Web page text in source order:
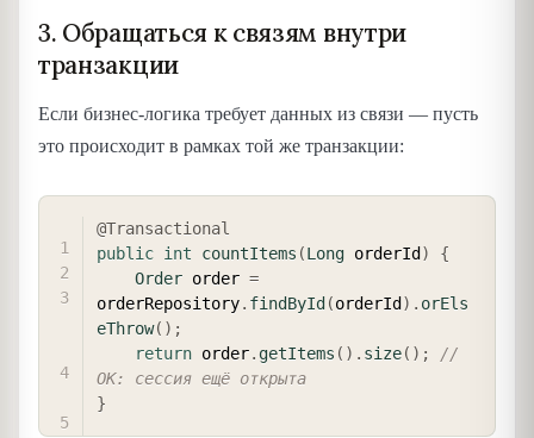
3. Обращаться к связям внутри
транзакции
Если бизнес-логика требует данных из связи — пусть
это происходит в рамках той же транзакции:
@Transactional
public int countItems (Long orderId)
{
Order order =
orderRepository. findById(orderId) . orEls
eThrow( ) ;
return order. getItems ( ) . size( ) ;
//
OK: сессия ещё открыта
}